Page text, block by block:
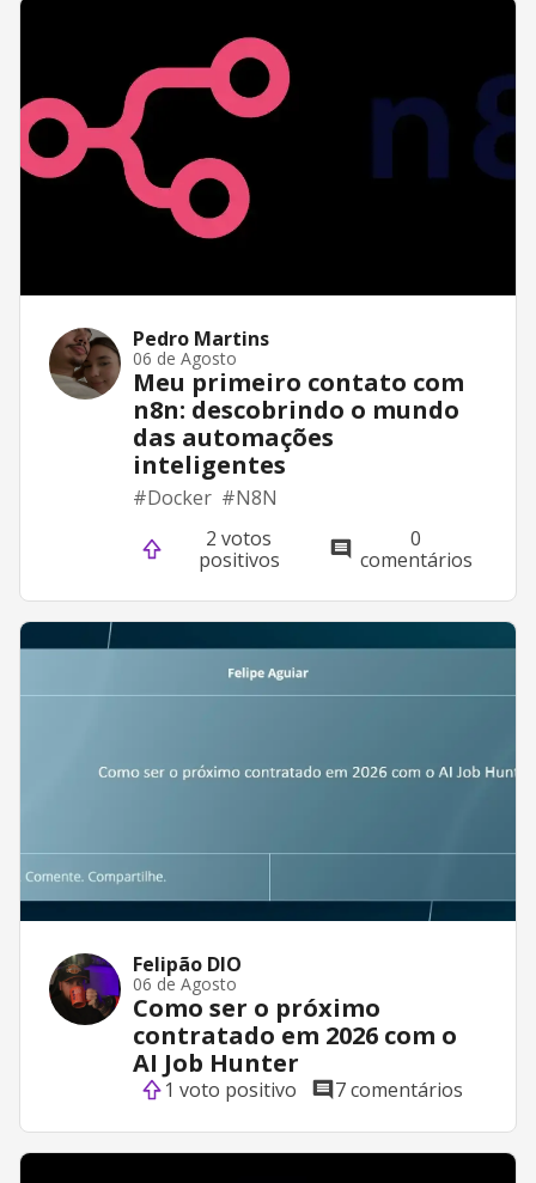
Pedro Martins
06 de Agosto
Meu primeiro contato com
n8n: descobrindo o mundo
das automações
inteligentes
#Docker #N8N
2 votos
positivos
0
comentários
Felipão DIO
06 de Agosto
Como ser o próximo
contratado em 2026 com o
AI Job Hunter
1 voto positivo 7 comentários